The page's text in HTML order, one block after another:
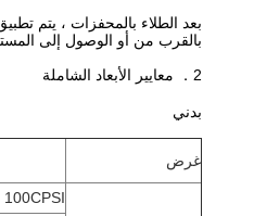
بالقرب من أو الوصول إلى
2． معايير الأبعاد الشاملة
بدني
غرض
100CPSI